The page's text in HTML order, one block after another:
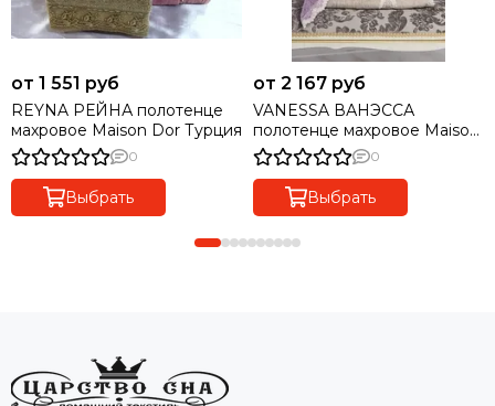
от 1 551 руб
REYNA РЕЙНА полотенце
махровое Maison Dor Турция
0
Выбрать
от 2 167 руб
VANESSA ВАНЭССА
полотенце махровое Maison
Dor Турция
0
Выбрать